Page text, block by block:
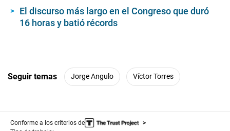
El discurso más largo en el Congreso que duró
16 horas y batió récords
Seguir temas Jorge Angulo Víctor Torres
Conforme a los criterios de